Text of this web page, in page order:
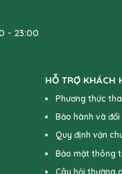
- 23:00
HỖ TRỢ KHÁCH
Phương thức
Bảo hành và
Quy định vận
Bảo mật thông
Câu hỏi thường